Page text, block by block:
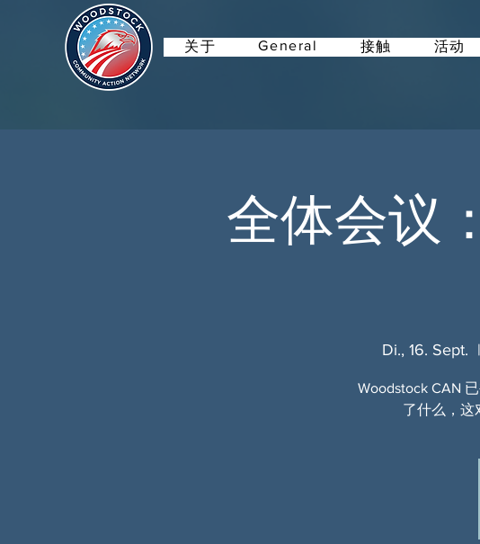
关于 General 接触 活动
全体会议
Di., 16. Sept.
  |
Woodstock CAN
了什么，这